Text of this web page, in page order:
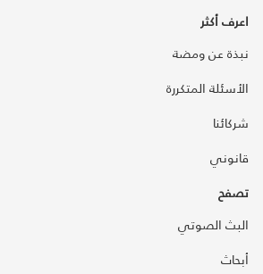
اعرف أكثر
نبذة عن ومضة
الأسئلة المتكررة
شركائنا
قانوني
تصفح
البث الصوتي
أبحاث